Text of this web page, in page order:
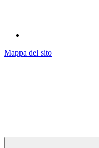
Mappa del sito